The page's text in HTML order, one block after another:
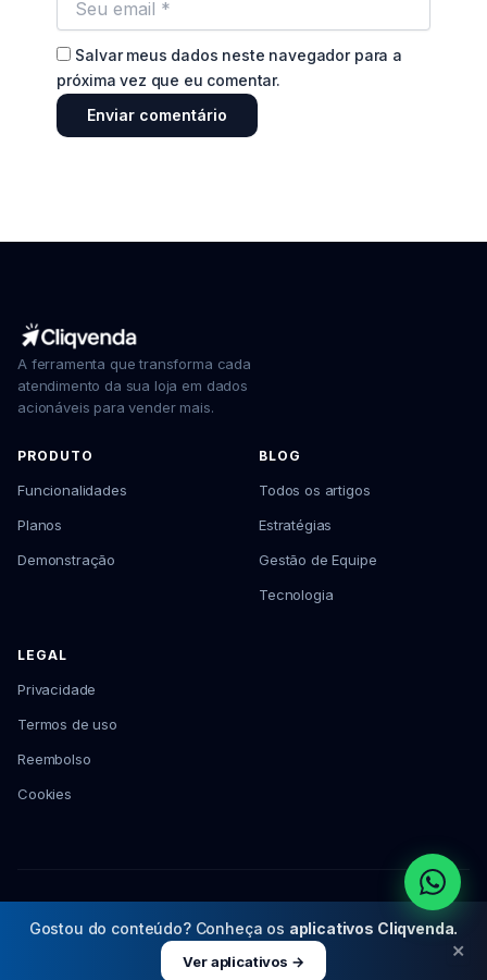
Salvar meus dados neste navegador para a
próxima vez que eu comentar.
Gostou do conteúdo? Conheça os aplicativos Cliqvenda.
Ver aplicativos → ×
A ferramenta que transforma cada
atendimento da sua loja em dados
acionáveis para vender mais.
PRODUTO
Funcionalidades
Planos
Demonstração
BLOG
Todos os artigos
Estratégias
Gestão de Equipe
Tecnologia
LEGAL
Privacidade
Termos de uso
Reembolso
Cookies
© 2026 Cliqvenda Serviços para Varejo · CNPJ: 62.080.003/0001-30